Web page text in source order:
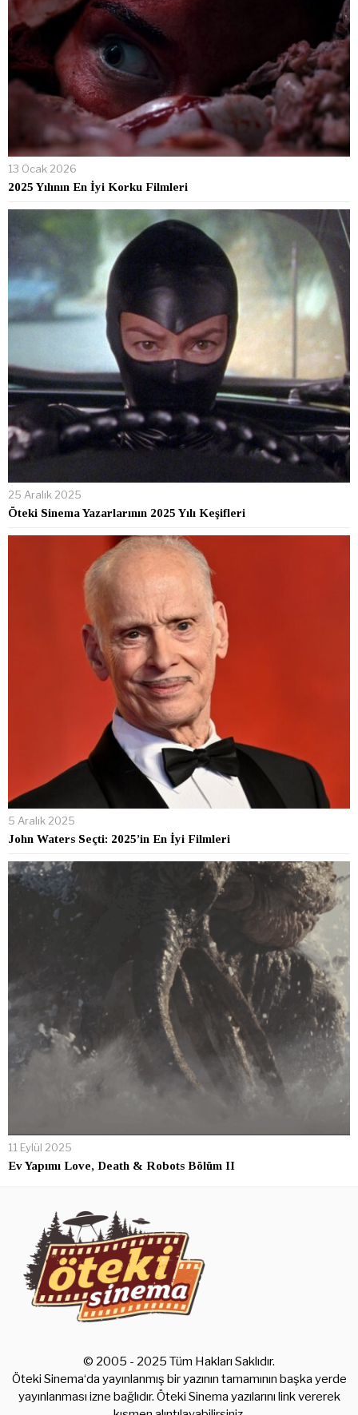
13 Ocak 2026
2025 Yılının En İyi Korku Filmleri
25 Aralık 2025
Öteki Sinema Yazarlarının 2025 Yılı Keşifleri
5 Aralık 2025
John Waters Seçti: 2025’in En İyi Filmleri
11 Eylül 2025
Ev Yapımı Love, Death & Robots Bölüm II
© 2005 - 2025 Tüm Hakları Saklıdır.
Öteki Sinema‘da yayınlanmış bir yazının tamamının başka yerde
yayınlanması izne bağlıdır. Öteki Sinema yazılarını link vererek